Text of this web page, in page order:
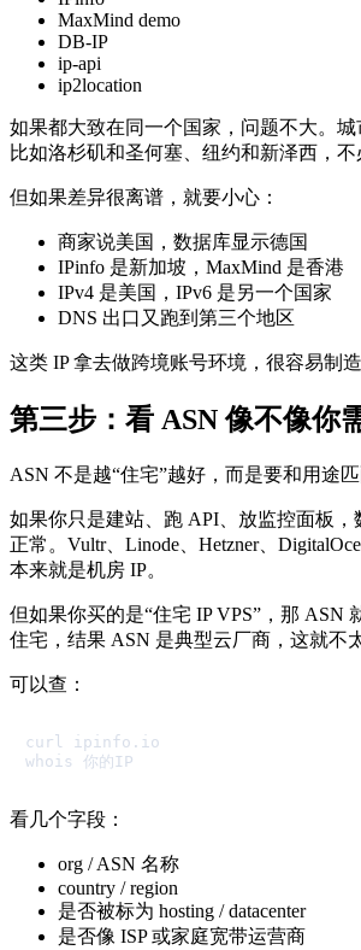
MaxMind demo
DB-IP
ip-api
ip2location
如果都大致在同一个国家，问题不大。城
比如洛杉矶和圣何塞、纽约和新泽西，不
但如果差异很离谱，就要小心：
商家说美国，数据库显示德国
IPinfo 是新加坡，MaxMind 是香港
IPv4 是美国，IPv6 是另一个国家
DNS 出口又跑到第三个地区
这类 IP 拿去做跨境账号环境，很容易制
第三步：看 ASN 像不像你
ASN 不是越“住宅”越好，而是要和用途匹
如果你只是建站、跑 API、放监控面板，
正常。Vultr、Linode、Hetzner、
本来就是机房 IP。
但如果你买的是“住宅 IP VPS”，那 ASN
住宅，结果 ASN 是典型云厂商，这就不
可以查：
curl ipinfo.io
看几个字段：
org / ASN 名称
country / region
是否被标为 hosting / datacenter
是否像 ISP 或家庭宽带运营商